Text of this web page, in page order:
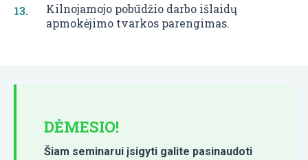
Kilnojamojo pobūdžio darbo išlaidų
apmokėjimo tvarkos parengimas.
DĖMESIO!
Šiam seminarui įsigyti galite pasinaudoti